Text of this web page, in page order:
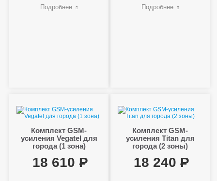
Подробнее Подробнее
Комплект GSM-
усиления Vegatel для
города (1 зона)
18 610
Комплект GSM-
усиления Titan для
города (2 зоны)
18 240